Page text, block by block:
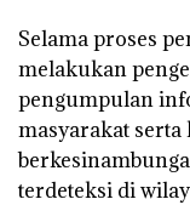
Selama proses
melakukan
pengumpulan
masyarakat
terdeteksi di